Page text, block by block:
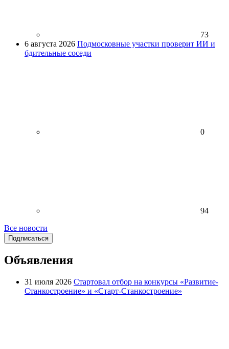
73
6 августа 2026 Подмосковные участки проверит ИИ и
бдительные соседи
0
94
Все новости
Подписаться
Объявления
31 июля 2026 Стартовал отбор на конкурсы «Развитие-
Станкостроение» и «Старт-Станкостроение»